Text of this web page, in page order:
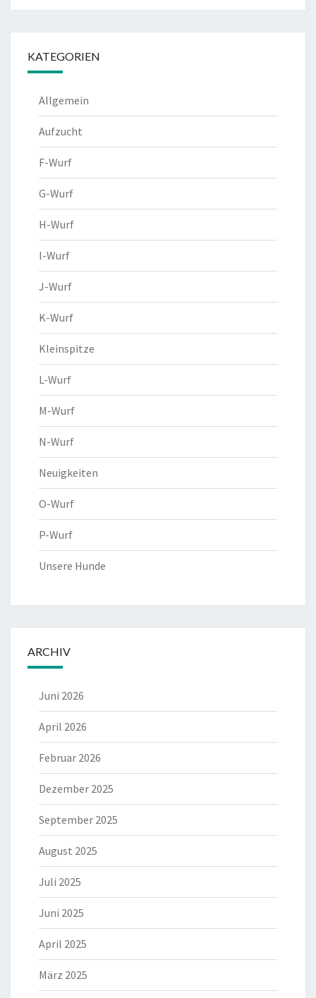
KATEGORIEN
Allgemein
Aufzucht
F-Wurf
G-Wurf
H-Wurf
I-Wurf
J-Wurf
K-Wurf
Kleinspitze
L-Wurf
M-Wurf
N-Wurf
Neuigkeiten
O-Wurf
P-Wurf
Unsere Hunde
ARCHIV
Juni 2026
April 2026
Februar 2026
Dezember 2025
September 2025
August 2025
Juli 2025
Juni 2025
April 2025
März 2025